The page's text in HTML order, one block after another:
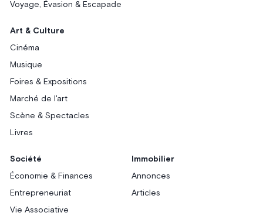
Voyage, Évasion & Escapade
Art & Culture
Cinéma
Musique
Foires & Expositions
Marché de l'art
Scène & Spectacles
Livres
Société
Économie & Finances
Entrepreneuriat
Vie Associative
Immobilier
Annonces
Articles